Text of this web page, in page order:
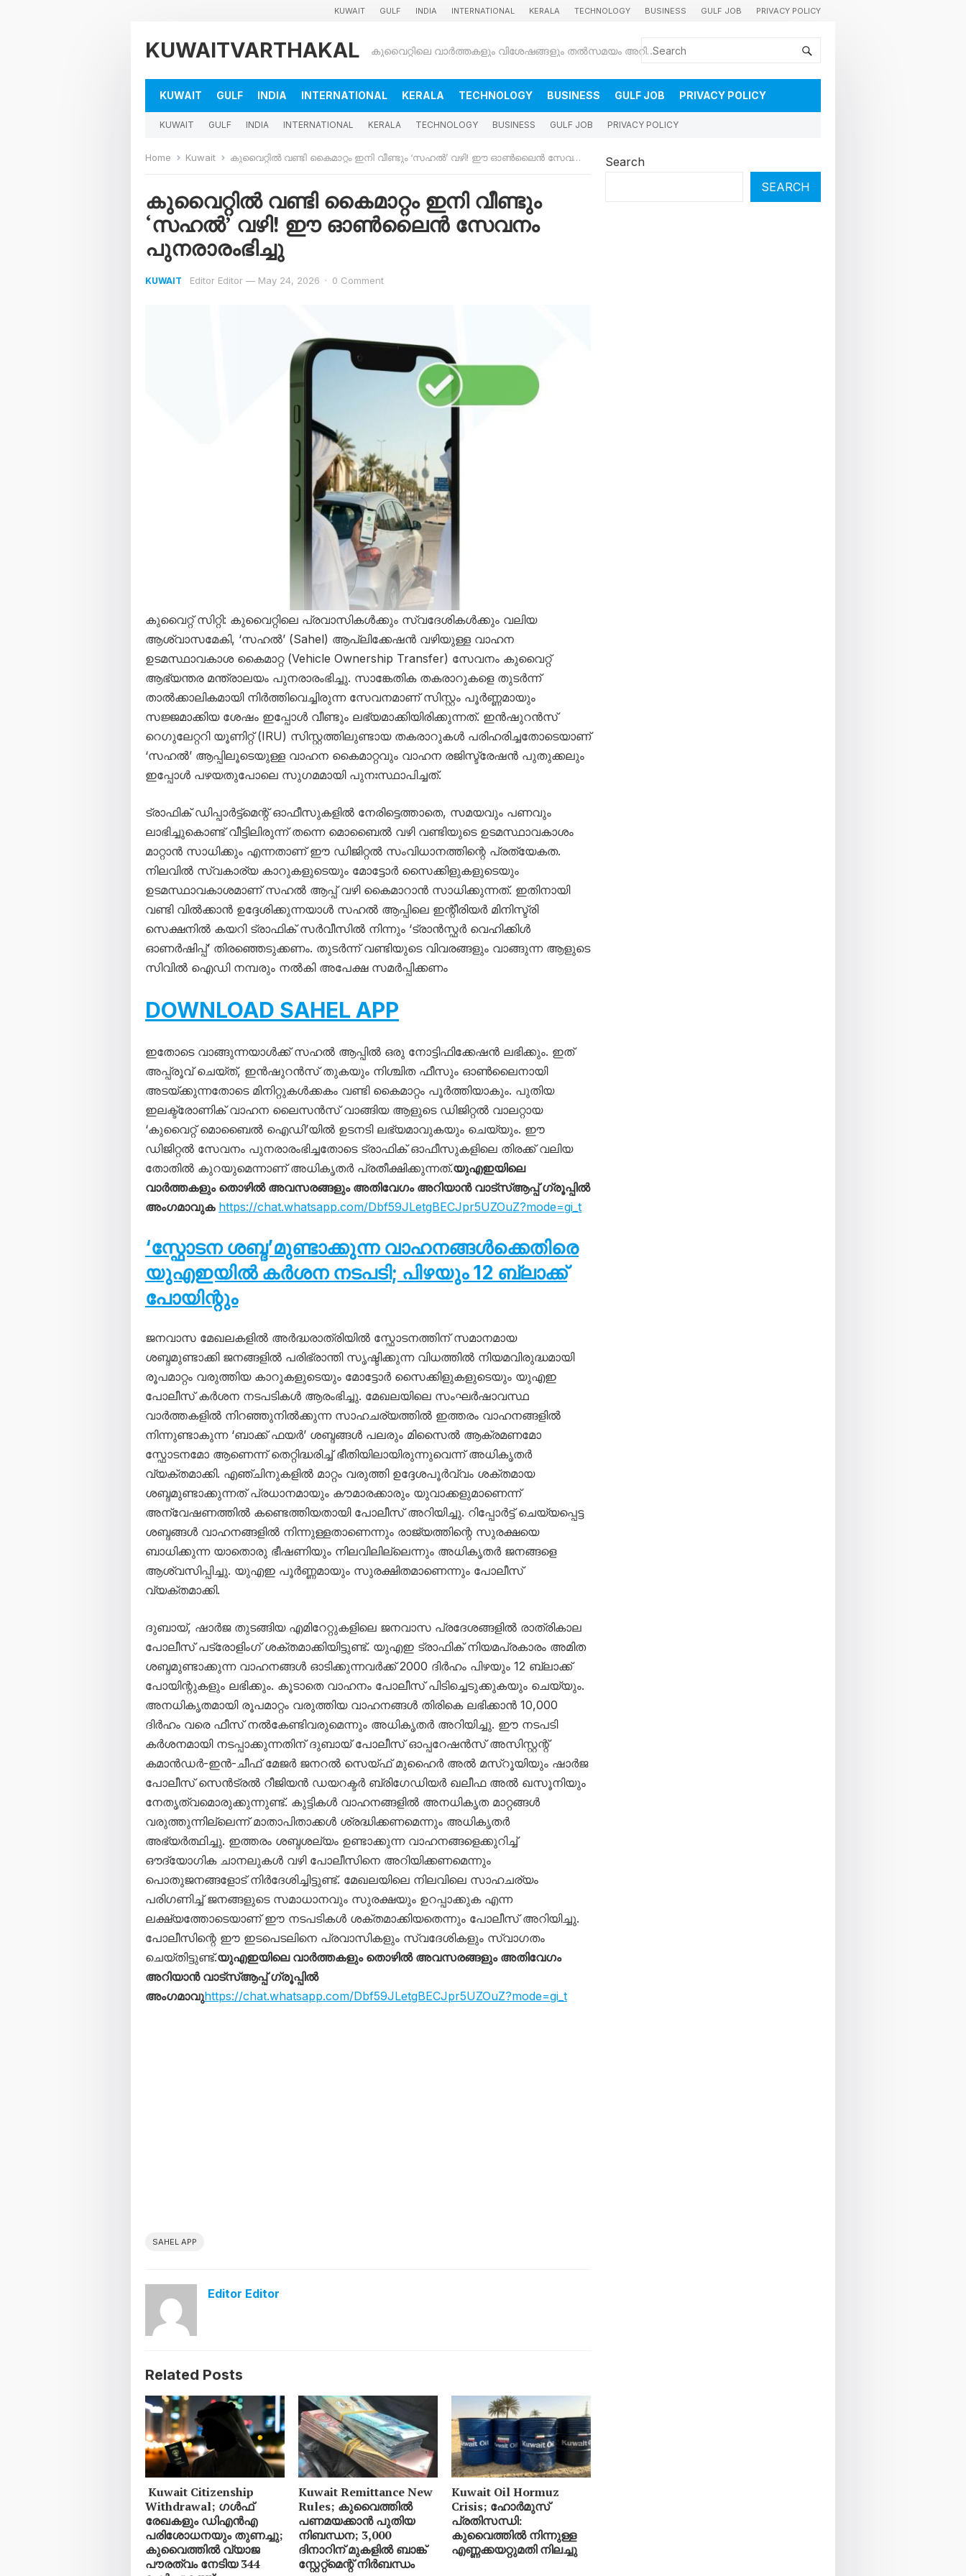
KUWAIT GULF INDIA INTERNATIONAL KERALA TECHNOLOGY BUSINESS GULF JOB PRIVACY POLICY
KUWAITVARTHAKAL കുവൈറ്റിലെ വാർത്തകളും വിശേഷങ്ങളും തൽസമയം അറിയാൻ
KUWAIT GULF INDIA INTERNATIONAL KERALA TECHNOLOGY BUSINESS GULF JOB PRIVACY POLICY
KUWAIT GULF INDIA INTERNATIONAL KERALA TECHNOLOGY BUSINESS GULF JOB PRIVACY POLICY
Home Kuwait കുവൈറ്റിൽ വണ്ടി കൈമാറ്റം ഇനി വീണ്ടും ‘സഹൽ’ വഴി! ഈ ഓൺലൈൻ സേവനം പുനരാരംഭിച്ചു
കുവൈറ്റിൽ വണ്ടി കൈമാറ്റം ഇനി വീണ്ടും
‘സഹൽ’ വഴി! ഈ ഓൺലൈൻ സേവനം
പുനരാരംഭിച്ചു
KUWAIT Editor Editor — May 24, 2026 · 0 Comment
കുവൈറ്റ് സിറ്റി: കുവൈറ്റിലെ പ്രവാസികൾക്കും സ്വദേശികൾക്കും വലിയ
ആശ്വാസമേകി, ‘സഹൽ’ (Sahel) ആപ്ലിക്കേഷൻ വഴിയുള്ള വാഹന
ഉടമസ്ഥാവകാശ കൈമാറ്റ (Vehicle Ownership Transfer) സേവനം കുവൈറ്റ്
ആഭ്യന്തര മന്ത്രാലയം പുനരാരംഭിച്ചു. സാങ്കേതിക തകരാറുകളെ തുടർന്ന്
താൽക്കാലികമായി നിർത്തിവെച്ചിരുന്ന സേവനമാണ് സിസ്റ്റം പൂർണ്ണമായും
സജ്ജമാക്കിയ ശേഷം ഇപ്പോൾ വീണ്ടും ലഭ്യമാക്കിയിരിക്കുന്നത്. ഇൻഷുറൻസ്
റെഗുലേറ്ററി യൂണിറ്റ് (IRU) സിസ്റ്റത്തിലുണ്ടായ തകരാറുകൾ പരിഹരിച്ചതോടെയാണ്
‘സഹൽ’ ആപ്പിലൂടെയുള്ള വാഹന കൈമാറ്റവും വാഹന രജിസ്ട്രേഷൻ പുതുക്കലും
ഇപ്പോൾ പഴയതുപോലെ സുഗമമായി പുനഃസ്ഥാപിച്ചത്.
ട്രാഫിക് ഡിപ്പാർട്ട്‌മെന്റ് ഓഫീസുകളിൽ നേരിട്ടെത്താതെ, സമയവും പണവും
ലാഭിച്ചുകൊണ്ട് വീട്ടിലിരുന്ന് തന്നെ മൊബൈൽ വഴി വണ്ടിയുടെ ഉടമസ്ഥാവകാശം
മാറ്റാൻ സാധിക്കും എന്നതാണ് ഈ ഡിജിറ്റൽ സംവിധാനത്തിന്റെ പ്രത്യേകത.
നിലവിൽ സ്വകാര്യ കാറുകളുടെയും മോട്ടോർ സൈക്കിളുകളുടെയും
ഉടമസ്ഥാവകാശമാണ് സഹൽ ആപ്പ് വഴി കൈമാറാൻ സാധിക്കുന്നത്. ഇതിനായി
വണ്ടി വിൽക്കാൻ ഉദ്ദേശിക്കുന്നയാൾ സഹൽ ആപ്പിലെ ഇന്റീരിയർ മിനിസ്ട്രി
സെക്ഷനിൽ കയറി ട്രാഫിക് സർവീസിൽ നിന്നും ‘ട്രാൻസ്ഫർ വെഹിക്കിൾ
ഓണർഷിപ്പ്’ തിരഞ്ഞെടുക്കണം. തുടർന്ന് വണ്ടിയുടെ വിവരങ്ങളും വാങ്ങുന്ന ആളുടെ
സിവിൽ ഐഡി നമ്പരും നൽകി അപേക്ഷ സമർപ്പിക്കണം
DOWNLOAD SAHEL APP
ഇതോടെ വാങ്ങുന്നയാൾക്ക് സഹൽ ആപ്പിൽ ഒരു നോട്ടിഫിക്കേഷൻ ലഭിക്കും. ഇത്
അപ്പ്രൂവ് ചെയ്ത്, ഇൻഷുറൻസ് തുകയും നിശ്ചിത ഫീസും ഓൺലൈനായി
അടയ്ക്കുന്നതോടെ മിനിറ്റുകൾക്കകം വണ്ടി കൈമാറ്റം പൂർത്തിയാകും. പുതിയ
ഇലക്ട്രോണിക് വാഹന ലൈസൻസ് വാങ്ങിയ ആളുടെ ഡിജിറ്റൽ വാലറ്റായ
‘കുവൈറ്റ് മൊബൈൽ ഐഡി’യിൽ ഉടനടി ലഭ്യമാവുകയും ചെയ്യും. ഈ
ഡിജിറ്റൽ സേവനം പുനരാരംഭിച്ചതോടെ ട്രാഫിക് ഓഫീസുകളിലെ തിരക്ക് വലിയ
തോതിൽ കുറയുമെന്നാണ് അധികൃതർ പ്രതീക്ഷിക്കുന്നത്.യുഎഇയിലെ
വാർത്തകളും തൊഴിൽ അവസരങ്ങളും അതിവേഗം അറിയാൻ വാട്സ്ആപ്പ് ഗ്രൂപ്പിൽ
അംഗമാവുക https://chat.whatsapp.com/Dbf59JLetgBECJpr5UZOuZ?mode=gi_t
‘സ്ഫോടന ശബ്ദ’മുണ്ടാക്കുന്ന വാഹനങ്ങൾക്കെതിരെ
യുഎഇയിൽ കർശന നടപടി; പിഴയും 12 ബ്ലാക്ക്
പോയിന്റും
ജനവാസ മേഖലകളിൽ അർദ്ധരാത്രിയിൽ സ്ഫോടനത്തിന് സമാനമായ
ശബ്ദമുണ്ടാക്കി ജനങ്ങളിൽ പരിഭ്രാന്തി സൃഷ്ടിക്കുന്ന വിധത്തിൽ നിയമവിരുദ്ധമായി
രൂപമാറ്റം വരുത്തിയ കാറുകളുടെയും മോട്ടോർ സൈക്കിളുകളുടെയും യുഎഇ
പോലീസ് കർശന നടപടികൾ ആരംഭിച്ചു. മേഖലയിലെ സംഘർഷാവസ്ഥ
വാർത്തകളിൽ നിറഞ്ഞുനിൽക്കുന്ന സാഹചര്യത്തിൽ ഇത്തരം വാഹനങ്ങളിൽ
നിന്നുണ്ടാകുന്ന ‘ബാക്ക് ഫയർ’ ശബ്ദങ്ങൾ പലരും മിസൈൽ ആക്രമണമോ
സ്ഫോടനമോ ആണെന്ന് തെറ്റിദ്ധരിച്ച് ഭീതിയിലായിരുന്നുവെന്ന് അധികൃതർ
വ്യക്തമാക്കി. എഞ്ചിനുകളിൽ മാറ്റം വരുത്തി ഉദ്ദേശപൂർവ്വം ശക്തമായ
ശബ്ദമുണ്ടാക്കുന്നത് പ്രധാനമായും കൗമാരക്കാരും യുവാക്കളുമാണെന്ന്
അന്വേഷണത്തിൽ കണ്ടെത്തിയതായി പോലീസ് അറിയിച്ചു. റിപ്പോർട്ട് ചെയ്യപ്പെട്ട
ശബ്ദങ്ങൾ വാഹനങ്ങളിൽ നിന്നുള്ളതാണെന്നും രാജ്യത്തിന്റെ സുരക്ഷയെ
ബാധിക്കുന്ന യാതൊരു ഭീഷണിയും നിലവിലില്ലെന്നും അധികൃതർ ജനങ്ങളെ
ആശ്വസിപ്പിച്ചു. യുഎഇ പൂർണ്ണമായും സുരക്ഷിതമാണെന്നും പോലീസ്
വ്യക്തമാക്കി.
ദുബായ്, ഷാർജ തുടങ്ങിയ എമിറേറ്റുകളിലെ ജനവാസ പ്രദേശങ്ങളിൽ രാത്രികാല
പോലീസ് പട്രോളിംഗ് ശക്തമാക്കിയിട്ടുണ്ട്. യുഎഇ ട്രാഫിക് നിയമപ്രകാരം അമിത
ശബ്ദമുണ്ടാക്കുന്ന വാഹനങ്ങൾ ഓടിക്കുന്നവർക്ക് 2000 ദിർഹം പിഴയും 12 ബ്ലാക്ക്
പോയിന്റുകളും ലഭിക്കും. കൂടാതെ വാഹനം പോലീസ് പിടിച്ചെടുക്കുകയും ചെയ്യും.
അനധികൃതമായി രൂപമാറ്റം വരുത്തിയ വാഹനങ്ങൾ തിരികെ ലഭിക്കാൻ 10,000
ദിർഹം വരെ ഫീസ് നൽകേണ്ടിവരുമെന്നും അധികൃതർ അറിയിച്ചു. ഈ നടപടി
കർശനമായി നടപ്പാക്കുന്നതിന് ദുബായ് പോലീസ് ഓപ്പറേഷൻസ് അസിസ്റ്റന്റ്
കമാൻഡർ-ഇൻ-ചീഫ് മേജർ ജനറൽ സെയ്ഫ് മുഹൈർ അൽ മസ്‌റൂയിയും ഷാർജ
പോലീസ് സെൻട്രൽ റീജിയൻ ഡയറക്ടർ ബ്രിഗേഡിയർ ഖലീഫ അൽ ഖസൂനിയും
നേതൃത്വമൊരുക്കുന്നുണ്ട്. കുട്ടികൾ വാഹനങ്ങളിൽ അനധികൃത മാറ്റങ്ങൾ
വരുത്തുന്നില്ലെന്ന് മാതാപിതാക്കൾ ശ്രദ്ധിക്കണമെന്നും അധികൃതർ
അഭ്യർത്ഥിച്ചു. ഇത്തരം ശബ്ദശല്യം ഉണ്ടാക്കുന്ന വാഹനങ്ങളെക്കുറിച്ച്
ഔദ്യോഗിക ചാനലുകൾ വഴി പോലീസിനെ അറിയിക്കണമെന്നും
പൊതുജനങ്ങളോട് നിർദേശിച്ചിട്ടുണ്ട്. മേഖലയിലെ നിലവിലെ സാഹചര്യം
പരിഗണിച്ച് ജനങ്ങളുടെ സമാധാനവും സുരക്ഷയും ഉറപ്പാക്കുക എന്ന
ലക്ഷ്യത്തോടെയാണ് ഈ നടപടികൾ ശക്തമാക്കിയതെന്നും പോലീസ് അറിയിച്ചു.
പോലീസിന്റെ ഈ ഇടപെടലിനെ പ്രവാസികളും സ്വദേശികളും സ്വാഗതം
ചെയ്തിട്ടുണ്ട്.യുഎഇയിലെ വാർത്തകളും തൊഴിൽ അവസരങ്ങളും അതിവേഗം
അറിയാൻ വാട്സ്ആപ്പ് ഗ്രൂപ്പിൽ
അംഗമാവുhttps://chat.whatsapp.com/Dbf59JLetgBECJpr5UZOuZ?mode=gi_t
SAHEL APP
Editor Editor
Related Posts
Kuwait Citizenship
Withdrawal; ഗൾഫ്
രേഖകളും ഡിഎൻഎ
പരിശോധനയും തുണച്ചു;
കുവൈത്തിൽ വ്യാജ
പൗരത്വം നേടിയ 344
Kuwait Remittance New
Rules; കുവൈത്തിൽ
പണമയക്കാൻ പുതിയ
നിബന്ധന; 3,000
ദിനാറിന് മുകളിൽ ബാങ്ക്
സ്റ്റേറ്റ്‌മെന്റ് നിർബന്ധം
Kuwait Oil Hormuz
Crisis; ഹോർമുസ്
പ്രതിസന്ധി:
കുവൈത്തിൽ നിന്നുള്ള
എണ്ണക്കയറ്റുമതി നിലച്ചു
Search
SEARCH